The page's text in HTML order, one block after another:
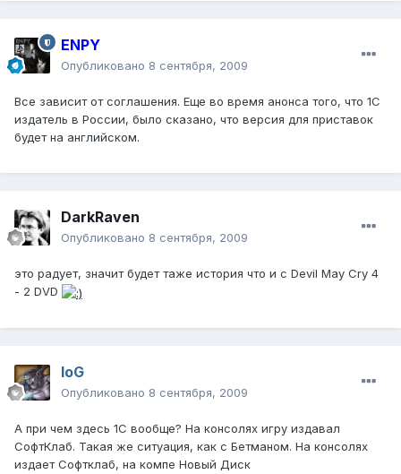
ENPY
Опубликовано 8 сентября, 2009
Все зависит от соглашения. Еще во время анонса того, что 1С
издатель в России, было сказано, что версия для приставок
будет на английском.
DarkRaven
Опубликовано 8 сентября, 2009
это радует, значит будет таже история что и с Devil May Cry 4
- 2 DVD
IoG
Опубликовано 8 сентября, 2009
А при чем здесь 1С вообще? На консолях игру издавал
СофтКлаб. Такая же ситуация, как с Бетманом. На консолях
издает Софтклаб, на компе Новый Диск